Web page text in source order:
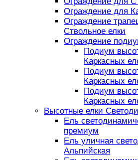
Ограждение для
Ограждение
Ствольное елки
Ограждение
Подиум
Каркасных
Подиум
Каркасных
Подиум
Каркасных
Высотные елки
Ель
премиум
Ель уличная
Альпийская